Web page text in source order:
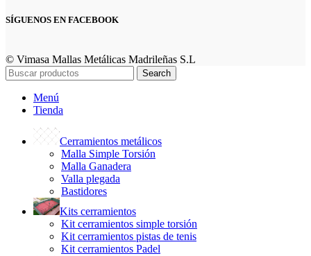
SÍGUENOS EN FACEBOOK
© Vimasa Mallas Metálicas Madrileñas S.L
Search
Menú
Tienda
Cerramientos metálicos
Malla Simple Torsión
Malla Ganadera
Valla plegada
Bastidores
Kits cerramientos
Kit cerramientos simple torsión
Kit cerramientos pistas de tenis
Kit cerramientos Padel